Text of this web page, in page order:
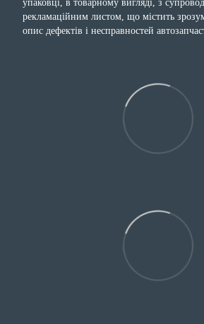
упаковці, в товарному вигляді, з
рекламаційним листом, що містить
опис дефектів і несправностей